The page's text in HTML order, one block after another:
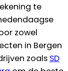
te
zowel
in Bergen
zoals SD